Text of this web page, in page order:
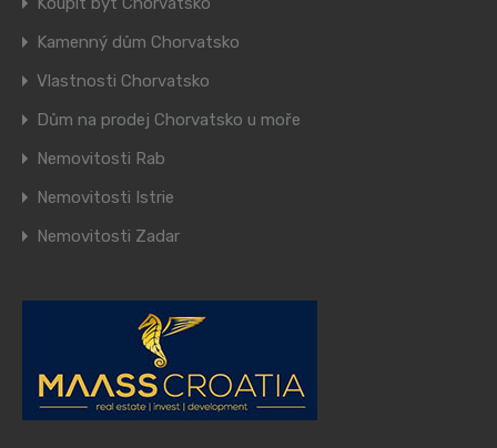
Kamenný dům Chorvatsko
Vlastnosti Chorvatsko
Dům na prodej Chorvatsko u moře
Nemovitosti Rab
Nemovitosti Istrie
Nemovitosti Zadar